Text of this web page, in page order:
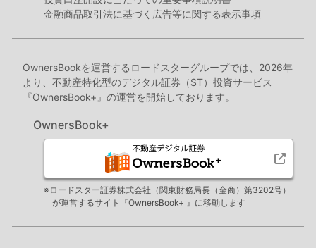
金融商品取引法に基づく広告等に関する表示事項
OwnersBookを運営するロードスターグループでは、2026年
より、不動産特化型のデジタル証券（ST）投資サービス
『OwnersBook+』の運営を開始しております。
OwnersBook+
※ロードスター証券株式会社（関東財務局長（金商）第3202号）
が運営するサイト『OwnersBook+ 』に移動します